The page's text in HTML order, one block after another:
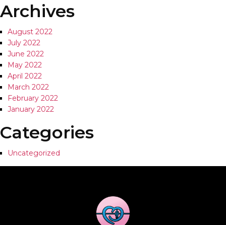
Archives
August 2022
July 2022
June 2022
May 2022
April 2022
March 2022
February 2022
January 2022
Categories
Uncategorized